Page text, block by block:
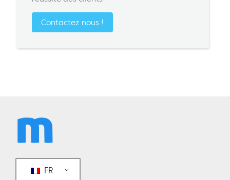
Contactez nous !
FR